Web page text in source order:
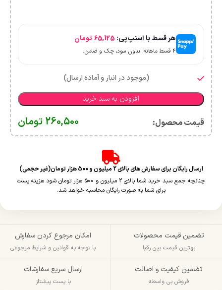
هر قسط با اسنپ‌پی: 65,125 تومان
۴ قسط ماهانه. بدون سود، چک و ضامن.
(موجود در انبار و آماده ارسال)
افزودن به سبد خرید
قیمت محصول:​ 260,500 تومان
ارسال رایگان برای سفارش های بالای 2 میلیون و 500 هزار تومان(غیر حجمی)
چنانچه جمع سبد خرید شما بالای 2 میلیون و 500 هزار تومان شود هزینه پست
برای شما به صورت رایگان محاسبه خواهد شد.
تضمین قیمت محصولات
بهترین قیمت بین رقبا
امکان مرجوع کردن سفارش
با توجه به قوانین و شرایط مرجوعی
تضمین کیفیت و اصالت
فروش بی واسطه
ارسال سریع سفارشات
با پست پیشتاز